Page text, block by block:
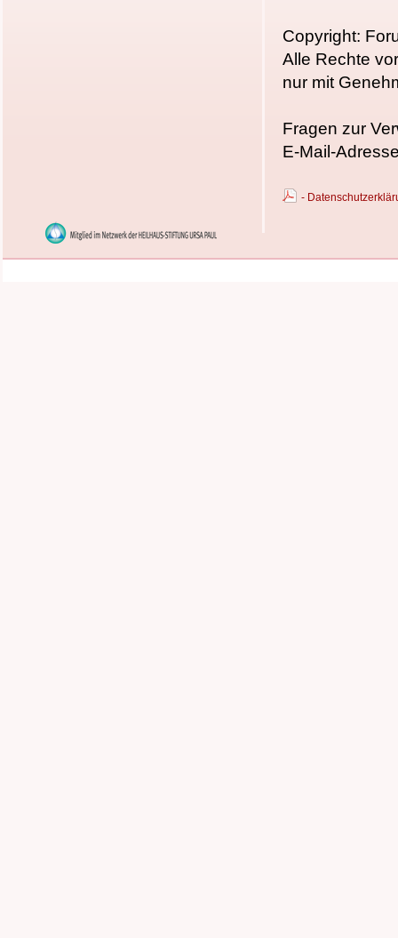
Copyright:
Alle Rechte
nur mit
Fragen zur
E-Mail-
-